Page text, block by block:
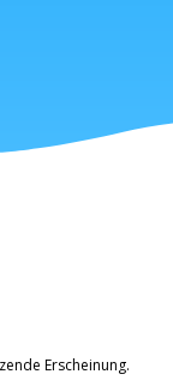
Erscheinung.